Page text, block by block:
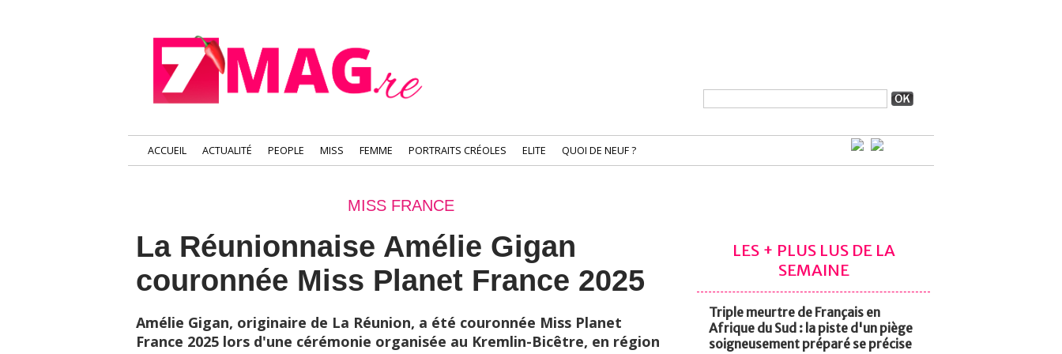
ACCUEIL ACTUALITÉ PEOPLE MISS FEMME PORTRAITS CRÉOLES ELITE QUOI DE NEUF ?
MISS FRANCE
La Réunionnaise Amélie Gigan
couronnée Miss Planet France 2025
Amélie Gigan, originaire de La Réunion, a été couronnée Miss Planet
France 2025 lors d'une cérémonie organisée au Kremlin-Bicêtre, en région
LES + PLUS LUS DE LA
SEMAINE
Triple meurtre de Français en
Afrique du Sud : la piste d'un piège
soigneusement préparé se précise